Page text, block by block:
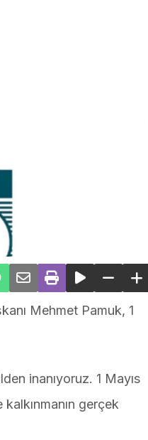
Mehmet Pamuk, 1
inanıyoruz. 1 Mayıs
gerçek